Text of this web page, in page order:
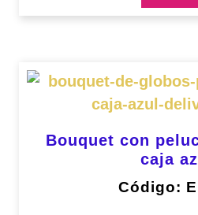
Bouquet con
caja
Código: